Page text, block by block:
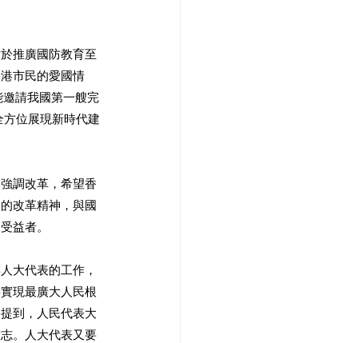
推廣國防教育至
市民的愛國情
請我國第一艘完
位展現新時代建
調改革，希望香
改革精神，與國
益者。
大代表的工作，
現最廣大人民根
到，人民代表大
。人大代表又要